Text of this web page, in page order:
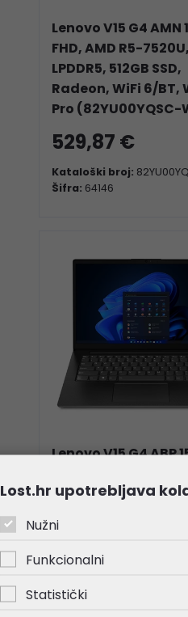
Lenovo V15 G4 AMN
FHD, AMD R5-
LPDDR5, 512GB SSD,
Radeon, WiFi 6/BT,
Pro (82YU00YQSC-
529,87 €
Kataloški broj:
Šifra: 64146
Lenovo V15 G4 ABP
DDR4, 512GB SSD,
(82YY001DSC-W11P)
564,41 €
Lost.hr upotrebljava
Nužni
Funkcionalni
Statistički